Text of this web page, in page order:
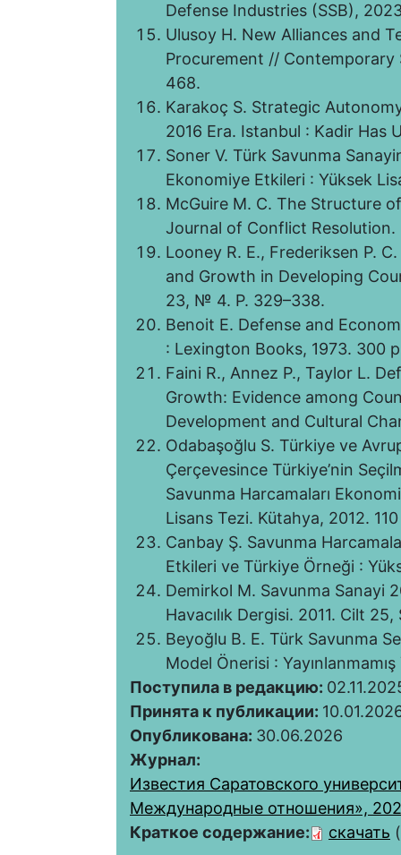
Defense Industries (SSB),
Ulusoy H. New Alliances and
Procurement //
468.
Karakoç S. Strategic
2016 Era. Istanbul : Kadir Has
Soner V. Türk Savunma
Ekonomiye Etkileri : Yüksek
McGuire M. C. The Structure
Journal of Conflict Resolution.
Looney R. E., Frederiksen P.
and Growth in Developing
23, № 4. P. 329–338.
Benoit E. Defense and
: Lexington Books, 1973. 300
Faini R., Annez P., Taylor L.
Growth: Evidence among
Development and Cultural
Odabaşoğlu S. Türkiye ve
Çerçevesince Türkiye’nin
Savunma Harcamaları
Lisans Tezi. Kütahya, 2012.
Canbay Ş. Savunma
Etkileri ve Türkiye Örneği :
Demirkol M. Savunma Sanayi
Havacılık Dergisi. 2011. Cilt
Beyoğlu B. E. Türk Savunma
Model Önerisi :
Поступила в редакцию:
Принята к публикации:
Опубликована: 30.06.2026
Журнал:
Известия Саратовского
Международные отношения»,
Краткое содержание:
скачать